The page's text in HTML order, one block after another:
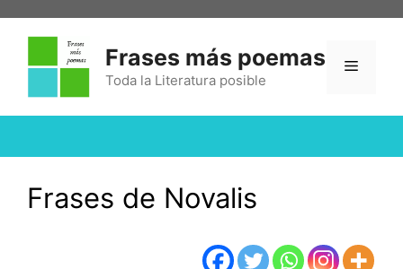
Frases más poemas
Toda la Literatura posible
Frases de Novalis